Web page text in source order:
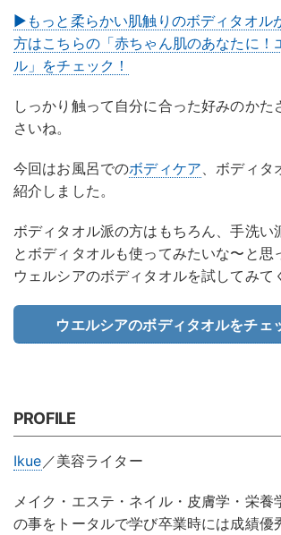
▶もっと柔らかい肌触りのボディタオル
方はこちらの「赤ちゃん肌のあなたに！
ル」をチェック！
しっかり触って自分に合った好みのかた
さいね。
今回はお風呂でのボディケア 、ボディ
紹介しました。
ボディタオル派の方はもちろん、手洗い
とボディタオルも使ってみたいな〜と思
ウェルシアのボディタオルを試してみて
ウエルシアのボディタオルをチ
PROFILE
Ikue ／美容ライター
メイク・エステ・ネイル・皮膚学・栄養
の事をトータルで学び卒業時には成績優